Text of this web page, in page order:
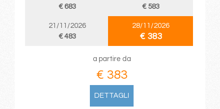
€ 683
€ 583
21/11/2026
€ 483
28/11/2026
€ 383
a partire da
€ 383
DETTAGLI